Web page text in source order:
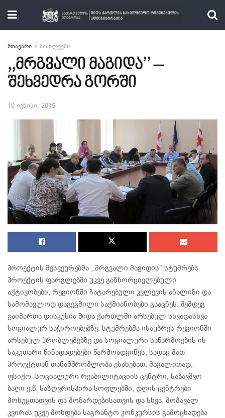
მთავარი სიახლეები
,,მრგვალი მაგიდა’’ –
შეხვედრა გორში
10 ივნისი, 2015
პროექტის მესვეურებმა ,,მრგვალი მაგიდის’’ სტუმრებს
პროექტის ფარგლებში უკვე განხორციელებული
აქტივობები, რეგიონში ჩატარებული კვლევის ანალიზი და
სამომავლოდ დაგეგმილი საქმიანობები გააცნეს. შემდეგ
გაიმართა დისკუსია შიდა ქართლში არსებულ სხვადასხვა
სოციალურ საჭიროებებზე. სტუმრებმა ისაუბრეს რეგიონში
არსებულ პრობლემებზე და სოციალური საწარმოების ის
საკუთარი წინადადებები წარმოადგინეს, სადაც მათ
პროექტთან თანამშრომლობა ესახებათ, მაგალითად,
ფსიქო–სოციალური რეაბილიტაციის ცენტრი, საბავშვო
ბაღი ე.წ. საზღვრისპირა სოფლებში, დღის ცენტრები
მოხუცთათვის და მოზარდებისათვის და სხვა. მომავალ
კვირას უკვე მოხდება საგრანტო კონკურსის გამოცხადება